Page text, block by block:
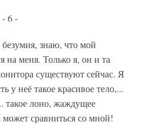
- 6 -
безумия, знаю, что мой
на меня. Только я, он и та
существуют сейчас. Я
у неё такое красивое тело,...
такое лоно, жаждущее
сравниться со мной!